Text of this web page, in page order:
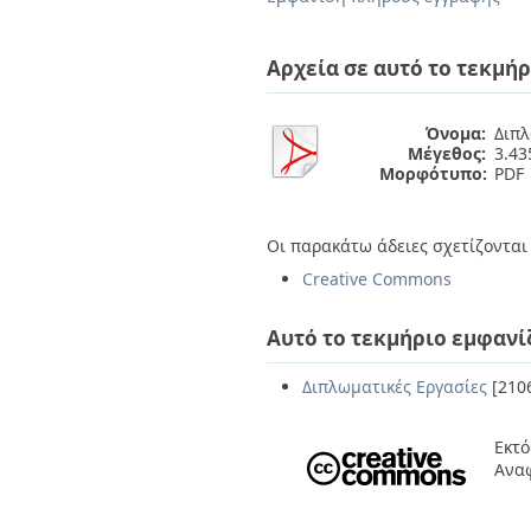
Αρχεία σε αυτό το
Όνομα:
Μέγεθος:
Μορφότυπο: PDF
Οι παρακάτω άδειες
Creative Commons
Αυτό το τεκμήριο
Διπλωματικές Εργασίες